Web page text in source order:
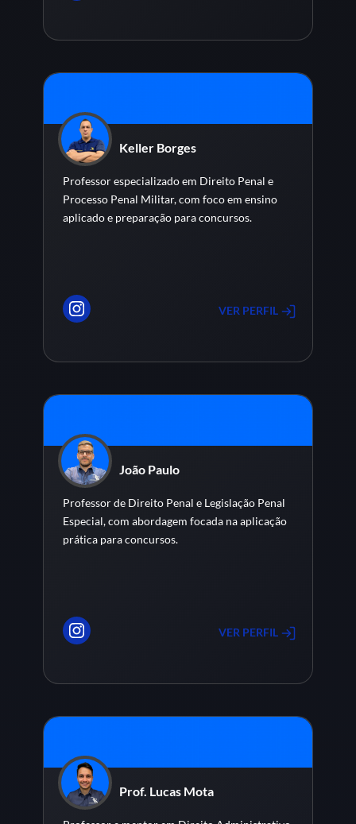
Keller Borges
Professor especializado em Direito Penal e
Processo Penal Militar, com foco em ensino
aplicado e preparação para concursos.
VER PERFIL
João Paulo
Professor de Direito Penal e Legislação Penal
Especial, com abordagem focada na aplicação
prática para concursos.
VER PERFIL
Prof. Lucas Mota